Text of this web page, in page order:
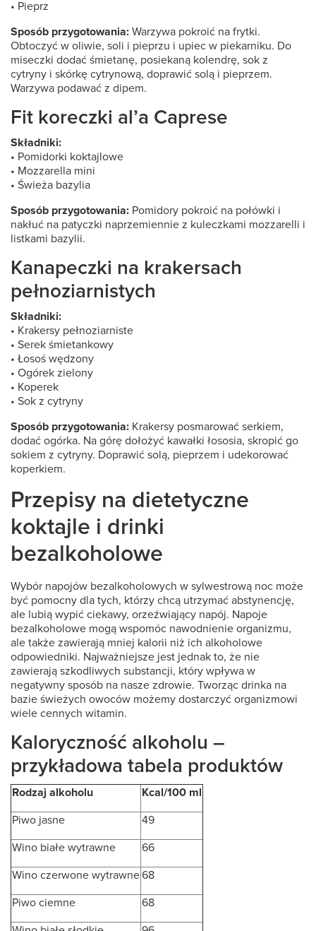
• Pieprz
Sposób przygotowania: Warzywa pokroić na frytki.
Obtoczyć w oliwie, soli i pieprzu i upiec w piekarniku. Do
miseczki dodać śmietanę, posiekaną kolendrę, sok z
cytryny i skórkę cytrynową, doprawić solą i pieprzem.
Warzywa podawać z dipem.
Fit koreczki al’a Caprese
Składniki:
• Pomidorki koktajlowe
• Mozzarella mini
• Świeża bazylia
Sposób przygotowania: Pomidory pokroić na połówki i
nakłuć na patyczki naprzemiennie z kuleczkami mozzarelli i
listkami bazylii.
Kanapeczki na krakersach
pełnoziarnistych
Składniki:
• Krakersy pełnoziarniste
• Serek śmietankowy
• Łosoś wędzony
• Ogórek zielony
• Koperek
• Sok z cytryny
Sposób przygotowania: Krakersy posmarować serkiem,
dodać ogórka. Na górę dołożyć kawałki łososia, skropić go
sokiem z cytryny. Doprawić solą, pieprzem i udekorować
koperkiem.
Przepisy na dietetyczne
koktajle i drinki
bezalkoholowe
Wybór napojów bezalkoholowych w sylwestrową noc może
być pomocny dla tych, którzy chcą utrzymać abstynencję,
ale lubią wypić ciekawy, orzeźwiający napój. Napoje
bezalkoholowe mogą wspomóc nawodnienie organizmu,
ale także zawierają mniej kalorii niż ich alkoholowe
odpowiedniki. Najważniejsze jest jednak to, że nie
zawierają szkodliwych substancji, który wpływa w
negatywny sposób na nasze zdrowie. Tworząc drinka na
bazie świeżych owoców możemy dostarczyć organizmowi
wiele cennych witamin.
Kaloryczność alkoholu –
przykładowa tabela produktów
Rodzaj alkoholu Kcal/100 ml
Piwo jasne 49
Wino białe wytrawne 66
Wino czerwone wytrawne68
Piwo ciemne 68